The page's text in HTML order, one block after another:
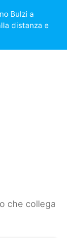
Bulzi a
distanza e
che collega